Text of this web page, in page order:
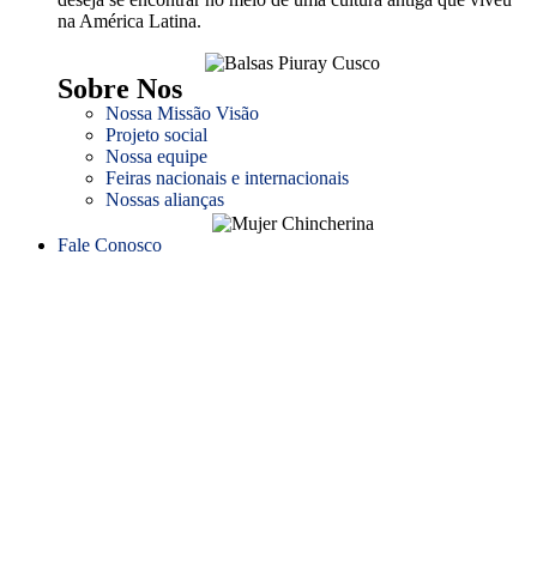
na América Latina.
Sobre Nos
Nossa Missão Visão
Projeto social
Nossa equipe
Feiras nacionais e internacionais
Nossas alianças
Fale Conosco